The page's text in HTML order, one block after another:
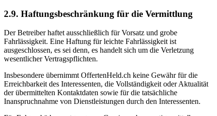
2.9. Haftungsbeschränkung für die Vermittlung
Der Betreiber haftet ausschließlich für Vorsatz und grobe
Fahrlässigkeit. Eine Haftung für leichte Fahrlässigkeit ist
ausgeschlossen, es sei denn, es handelt sich um die Verletzung
wesentlicher Vertragspflichten.
Insbesondere übernimmt OffertenHeld.ch keine Gewähr für die
Erreichbarkeit des Interessenten, die Vollständigkeit oder Aktualität
der übermittelten Kontaktdaten sowie für die tatsächliche
Inanspruchnahme von Dienstleistungen durch den Interessenten.